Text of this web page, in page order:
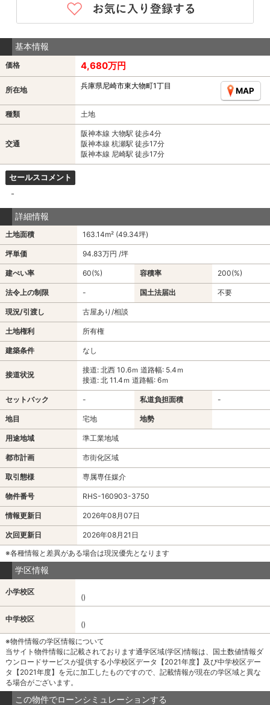
基本情報
価格 4,680万円
所在地 兵庫県尼崎市東大物町1丁目
MAP
種類 土地
交通
阪神本線 大物駅 徒歩4分
阪神本線 杭瀬駅 徒歩17分
阪神本線 尼崎駅 徒歩17分
セールスコメント
-
詳細情報
土地面積 163.14m² (49.34坪)
坪単価 94.83万円 /坪
建ぺい率 60(%) 容積率 200(%)
法令上の制限 - 国土法届出 不要
現況/引渡し 古屋あり/相談
土地権利 所有権
建築条件 なし
接道状況
接道: 北西 10.6ｍ 道路幅: 5.4ｍ
接道: 北 11.4ｍ 道路幅: 6ｍ
セットバック - 私道負担面積 -
地目 宅地 地勢
用途地域 準工業地域
都市計画 市街化区域
取引態様 専属専任媒介
物件番号 RHS-160903-3750
情報更新日 2026年08月07日
次回更新日
2026年08月21日
※各種情報と差異がある場合は現況優先となります
学区情報
小学校区
()
中学校区
()
※物件情報の学区情報について
当サイト物件情報に記載されております通学区域(学区)情報は、国土数値情報ダ
ウンロードサービスが提供する小学校区データ【2021年度】及び中学校区デー
タ【2021年度】を元に加工したものですので、記載情報が現在の学区域と異な
る場合がございます。
この物件でローンシミュレーションする